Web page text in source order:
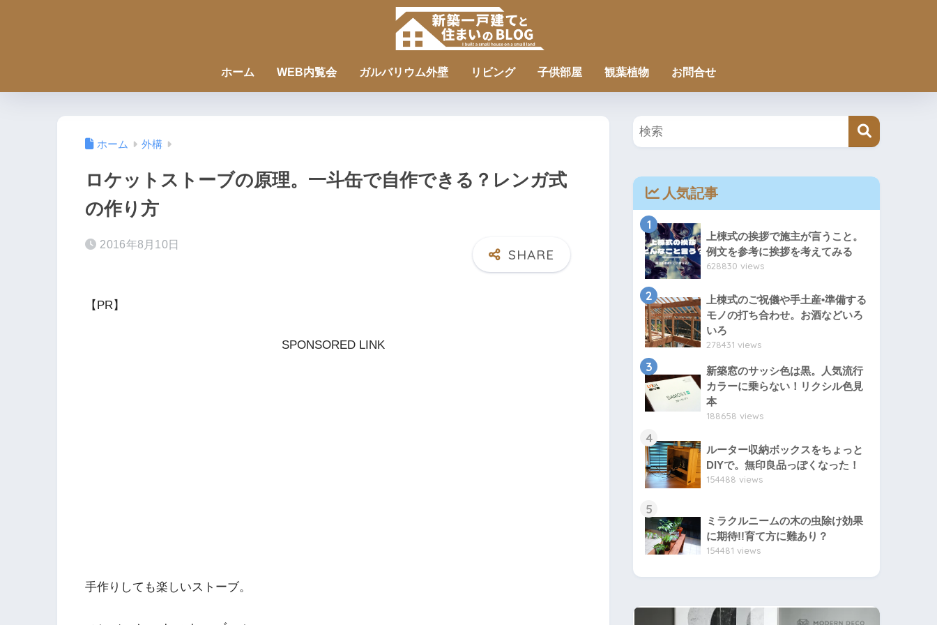
ホーム WEB内覧会 ガルバリウム外壁 リビング 子供部屋 観葉植物 お問合せ
ホーム 外構
ロケットストーブの原理。一斗缶で自作できる？レンガ式
の作り方
2016年8月10日
【PR】
SPONSORED LINK
手作りしても楽しいストーブ。
人気記事
1
上棟式の挨拶で施主が言うこと。
例文を参考に挨拶を考えてみる
628830 views
2
上棟式のご祝儀や手土産•準備する
モノの打ち合わせ。お酒などいろ
いろ
278431 views
3
新築窓のサッシ色は黒。人気流行
カラーに乗らない！リクシル色見
本
188658 views
4
ルーター収納ボックスをちょっと
DIYで。無印良品っぽくなった！
154488 views
5
ミラクルニームの木の虫除け効果
に期待!!育て方に難あり？
154481 views